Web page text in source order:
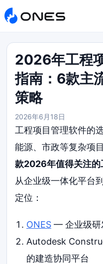
2026年工程
指南：6款主
策略
2026年6月18日
工程项目管理软件的
能源、市政等复杂项
款2026年值得关注的
从企业级一体化平台
定位：
ONES— 企业级研
Autodesk
的建造协同平台